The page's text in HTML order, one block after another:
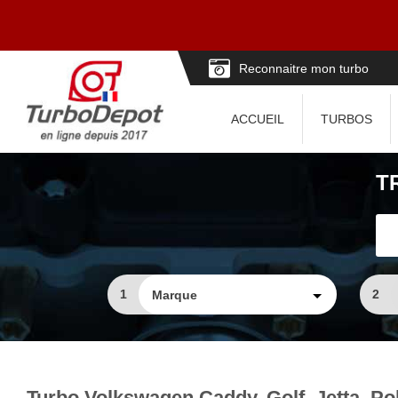
Reconnaitre mon turbo
ACCUEIL TURBOS
1 2